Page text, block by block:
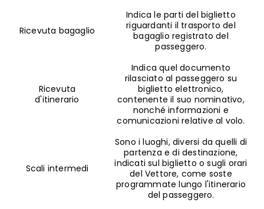
Ricevuta bagaglio
Indica le parti del biglietto
riguardanti il trasporto del
bagaglio registrato del
passeggero.
Ricevuta
d'itinerario
Indica quel documento
rilasciato al passeggero su
biglietto elettronico,
contenente il suo nominativo,
nonché informazioni e
comunicazioni relative al volo.
Scali intermedi
Sono i luoghi, diversi da quelli di
partenza e di destinazione,
indicati sul biglietto o sugli orari
del Vettore, come soste
programmate lungo l'itinerario
del passeggero.